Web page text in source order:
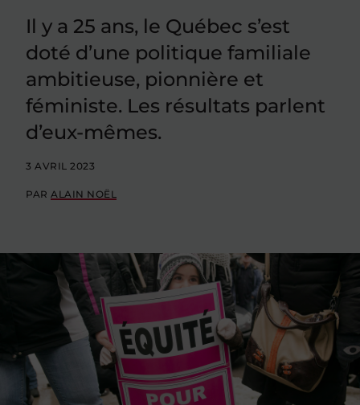
Il y a 25 ans, le Québec s’est
doté d’une politique familiale
ambitieuse, pionnière et
féministe. Les résultats parlent
d’eux-mêmes.
3 AVRIL 2023
PARALAIN NOËL